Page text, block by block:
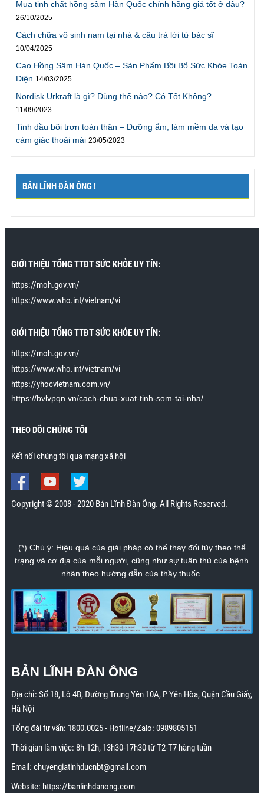
này. Cảm ơn chương trình.”
đây, sự thực thật tuyệt vời, rất cảm ơn chương trình”
“Tôi rất cảm ơn vì hiện giờ tôi đã có thể kéo dài thời
gian quan hệ với vợ gấp 4 lần trước đây mà không hề
gặp khó khăn gì. Giờ chúng tôi có thể có thời gian để
thử nhiều tư thế khác mà không cần phải vội vàng
như trước đây. Thật ra tôi có thể kéo dài hơn nhưng
Mr. Cương., Bắc Giang
tôi thật sự mãn nguyện“Tôi đã tham gia chương trình
cách đây vài tuần trong khi tìm google vềcách chữa
mới biết xuất tinh sớm không hẳn là một loại bệnh và
có thể cải thiện hoàn toàn. Tập theo hướng dẫn, tôi
đã có thể lên đỉnh nhiều lần mà không xuất tinh. Vợ
tôi đặc biệt rất thích khi tôi áp dụng kỹ năng cuối
dài khoảnh khắc lên đỉnh 15 phút. Cô ấy không đạt
dài tới khoảng 30 giây. Trước đây cô ấy lên đỉnh chỉ
kéo dài trong vài giây. Cảm ơn chương trình rất
nhiều.”
Mr. Nhân., Khánh Hòa
Mua tinh chất hồng sâm Hàn Quốc chính hãng giá tốt ở đâu?
26/10/2025
Cách chữa vô sinh nam tại nhà & câu trả lời từ bác sĩ
10/04/2025
Cao Hồng Sâm Hàn Quốc – Sản Phẩm Bồi Bổ Sức Khỏe Toàn
Diện 14/03/2025
Nordisk Urkraft là gì? Dùng thế nào? Có Tốt Không?
11/09/2023
Tinh dầu bôi trơn toàn thân – Dưỡng ẩm, làm mềm da và tạo
cảm giác thoải mái 23/05/2023
BẢN LĨNH ĐÀN ÔNG !
GIỚI THIỆU TỔNG TTĐT SỨC KHỎE UY TÍN:
https://moh.gov.vn/
https://www.who.int/vietnam/vi
GIỚI THIỆU TỔNG TTĐT SỨC KHỎE UY TÍN:
https://moh.gov.vn/
https://www.who.int/vietnam/vi
https://yhocvietnam.com.vn/
https://bvlvpqn.vn/cach-chua-xuat-tinh-som-tai-nha/
THEO DÕI CHÚNG TÔI
Kết nối chúng tôi qua mạng xã hội
Copyright © 2008 - 2020 Bản Lĩnh Đàn Ông. All Rights Reserved.
(*) Chú ý: Hiệu quả của giải pháp có thể thay đổi tùy theo thể
trạng và cơ địa của mỗi người, cũng như sự tuân thủ của bệnh
nhân theo hướng dẫn của thầy thuốc.
BẢN LĨNH ĐÀN ÔNG
Địa chỉ: Số 18, Lô 4B, Đường Trung Yên 10A, P Yên Hòa, Quận Cầu Giấy,
Hà Nội
Tổng đài tư vấn: 1800.0025- Hotline/Zalo: 0989805151
Thời gian làm việc: 8h-12h, 13h30-17h30 từ T2-T7 hàng tuần
Email: chuyengiatinhducnbt@gmail.com
Website: https://banlinhdanong.com